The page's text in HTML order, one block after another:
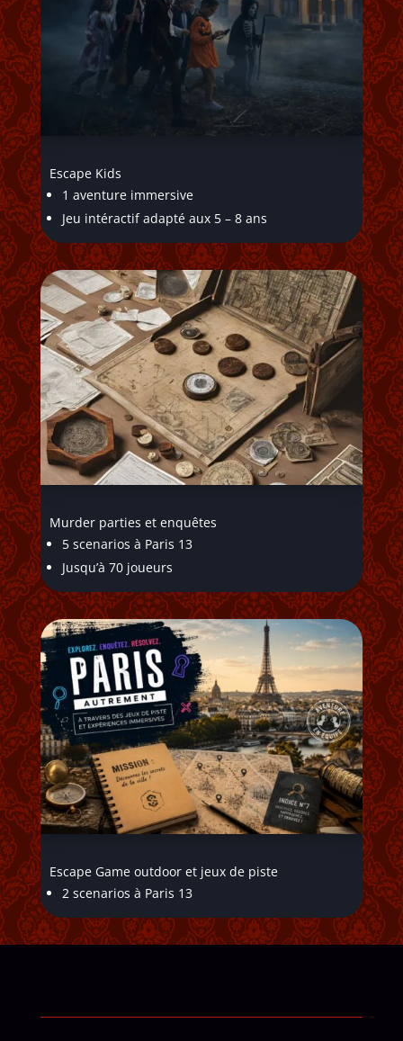
Escape Kids
1 aventure immersive
Jeu intéractif adapté aux 5 – 8 ans
Murder parties et enquêtes
5 scenarios à Paris 13
Jusqu’à 70 joueurs
Escape Game outdoor et jeux de piste
2 scenarios à Paris 13